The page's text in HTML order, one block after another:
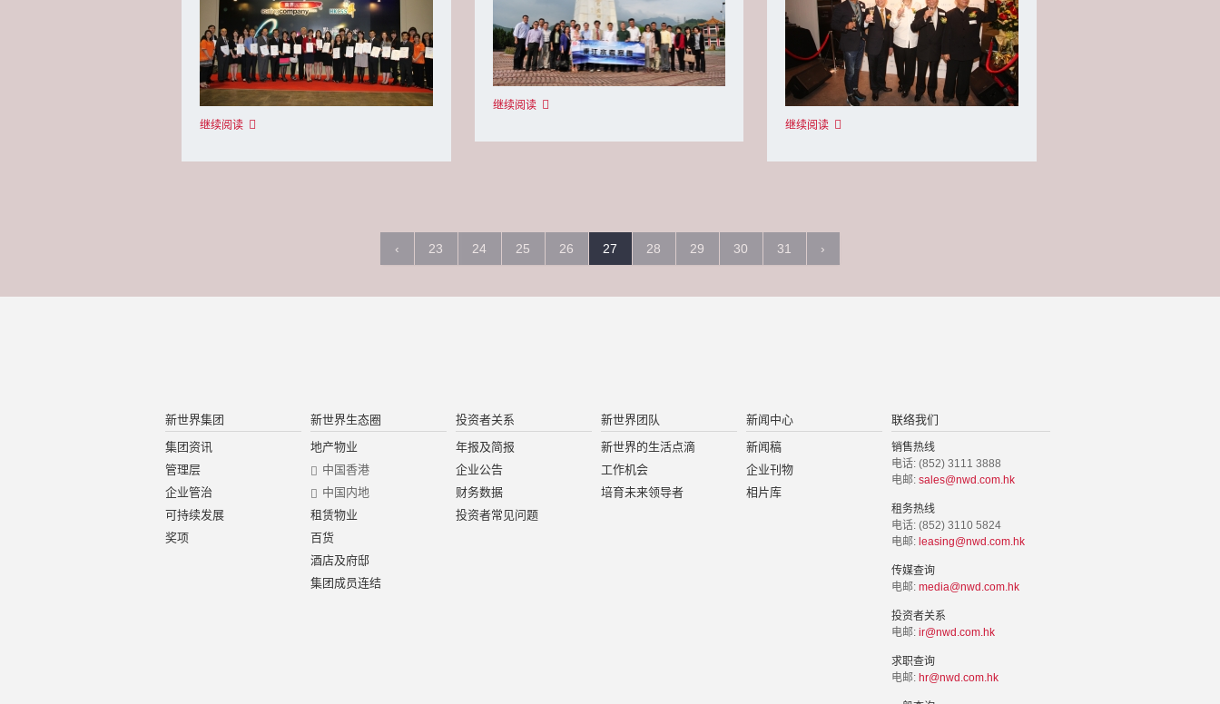
继续阅读
继续阅读
继续阅读
‹ 23 24 25 26 27 28 29 30 31 ›
新世界集团
集团资讯
管理层
企业管治
可持续发展
奖项
新世界生态圈
地产物业
中国香港
中国内地
租赁物业
百货
酒店及府邸
集团成员连结
投资者关系
年报及简报
企业公告
财务数据
投资者常见问题
新世界团队
新世界的生活点滴
工作机会
培育未来领导者
新闻中心
新闻稿
企业刊物
相片库
联络我们
销售热线
电话: (852) 3111 3888
电邮: sales@nwd.com.hk
租务热线
电话: (852) 3110 5824
电邮: leasing@nwd.com.hk
传媒查询
电邮: media@nwd.com.hk
投资者关系
电邮: ir@nwd.com.hk
求职查询
电邮: hr@nwd.com.hk